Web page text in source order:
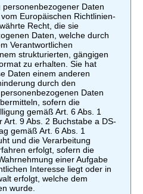
Daten
Europäischen Richtlinien-
Recht, die sie
Daten, welche durch
Verantwortlichen
strukturierten, gängigen
zu erhalten. Sie hat
Daten einem anderen
durch den
Daten
sofern die
gemäß Art. 6 Abs. 1
Art. 9 Abs. 2 Buchstabe a DS-
gemäß Art. 6 Abs. 1
und die Verarbeitung
erfolgt, sofern die
einer Aufgabe
Interesse liegt oder in
erfolgt, welche dem
wurde.